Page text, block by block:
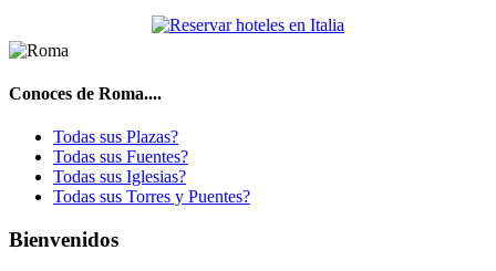
Conoces de Roma....
Todas sus Plazas?
Todas sus Fuentes?
Todas sus Iglesias?
Todas sus Torres y Puentes?
Bienvenidos